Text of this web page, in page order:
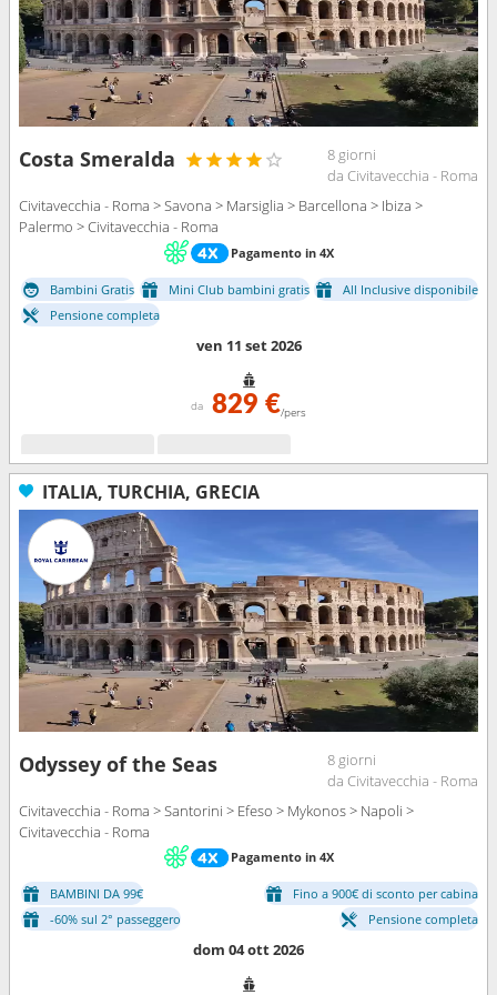
Costa Smeralda
8 giorni
da Civitavecchia - Roma
Civitavecchia - Roma > Savona > Marsiglia > Barcellona > Ibiza >
Palermo > Civitavecchia - Roma
Pagamento in 4X
Bambini Gratis Mini Club bambini gratis
All Inclusive disponibile
Pensione completa
ven 11 set 2026
da 829 €/pers
ITALIA, TURCHIA, GRECIA
Odyssey of the Seas
8 giorni
da Civitavecchia - Roma
Civitavecchia - Roma > Santorini > Efeso > Mykonos > Napoli >
Civitavecchia - Roma
Pagamento in 4X
BAMBINI DA 99€
Fino a 900€ di sconto per cabina
-60% sul 2° passeggero
Pensione completa
dom 04 ott 2026